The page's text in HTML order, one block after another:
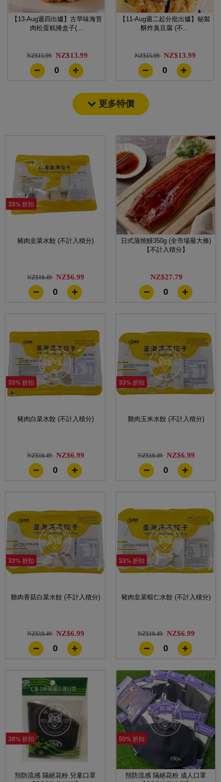
【13-Aug週四出爐】古早味海苔
肉松蛋糕捲盒子(...
NZ$15.99 NZ$13.99
0
【11-Aug週二起分批出爐】秘製
酥炸臭豆腐 (不...
NZ$15.99 NZ$13.99
0
更多特價
33% 折扣
豬肉韭菜水餃 (不計入積分)
NZ$10.49 NZ$6.99
0
日式蒲燒鰻350g (全市場最大條)
【不計入積分】
NZ$27.79
0
33% 折扣
豬肉白菜水餃 (不計入積分)
NZ$10.49 NZ$6.99
0
33% 折扣
雞肉玉米水餃 (不計入積分)
NZ$10.49 NZ$6.99
0
33% 折扣
雞肉香菇白菜水餃 (不計入積分)
NZ$10.49 NZ$6.99
0
33% 折扣
豬肉韭菜蝦仁水餃 (不計入積分)
NZ$10.49 NZ$6.99
0
38% 折扣
預防流感 隔絕花粉 兒童口罩
50% 折扣
預防流感 隔絕花粉 成人口罩